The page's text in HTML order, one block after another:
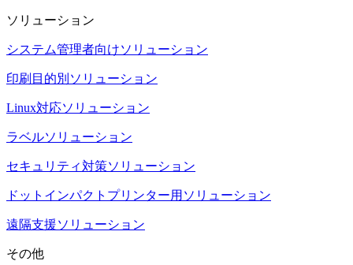
ソリューション
システム管理者向けソリューション
印刷目的別ソリューション
Linux対応ソリューション
ラベルソリューション
セキュリティ対策ソリューション
ドットインパクトプリンター用ソリューション
遠隔支援ソリューション
その他